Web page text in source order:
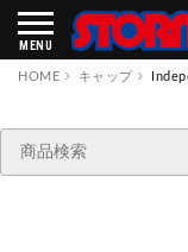
MENU
HOME キャップ